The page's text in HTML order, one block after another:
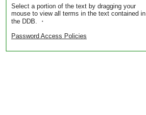
Select a portion of the text by dragging your
mouse to view all terms in the text contained in
the DDB. ・
Password Access Policies